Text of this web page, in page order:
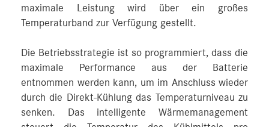
maximale Leistung wird über ein großes
Temperaturband zur Verfügung gestellt.
Die Betriebsstrategie ist so programmiert, dass die
maximale Performance aus der Batterie
entnommen werden kann, um im Anschluss wieder
durch die Direkt-Kühlung das Temperaturniveau zu
senken. Das intelligente Wärmemanagement